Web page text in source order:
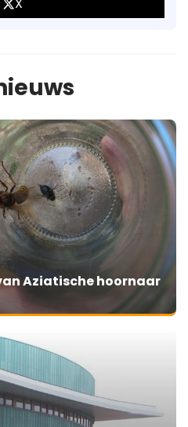
Aziatische hoornaar